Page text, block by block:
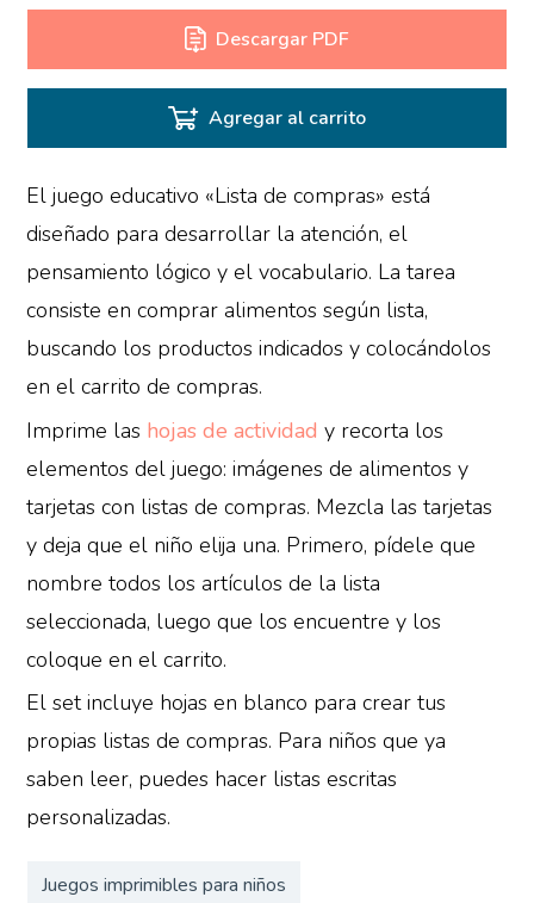
Descargar PDF
Agregar al carrito
El juego educativo «Lista de compras» está
diseñado para desarrollar la atención, el
pensamiento lógico y el vocabulario. La tarea
consiste en comprar alimentos según lista,
buscando los productos indicados y colocándolos
en el carrito de compras.
Imprime las hojas de actividad y recorta los
elementos del juego: imágenes de alimentos y
tarjetas con listas de compras. Mezcla las tarjetas
y deja que el niño elija una. Primero, pídele que
nombre todos los artículos de la lista
seleccionada, luego que los encuentre y los
coloque en el carrito.
El set incluye hojas en blanco para crear tus
propias listas de compras. Para niños que ya
saben leer, puedes hacer listas escritas
personalizadas.
Juegos imprimibles para niños